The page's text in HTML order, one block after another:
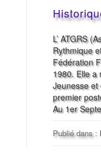
L’ ATGRS
Rythmique
Fédération
1980. Elle a
Jeunesse
premier
Au 1er
Publié dans :